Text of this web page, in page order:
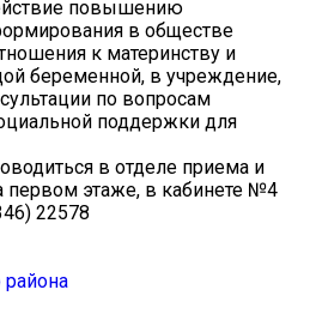
повышению
в обществе
к материнству и
беременной, в учреждение,
по вопросам
поддержки для
в отделе приема и
первом этаже, в кабинете №4
22578